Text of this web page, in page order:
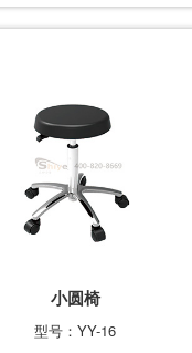
小圆椅
型号：YY-16